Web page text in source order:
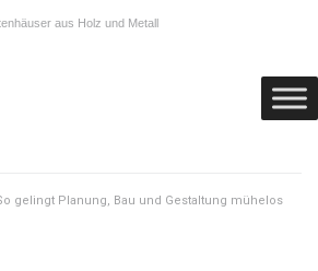
aus Holz und Metall
gelingt Planung, Bau und Gestaltung mühelos